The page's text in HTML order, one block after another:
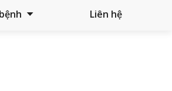
Liên hệ